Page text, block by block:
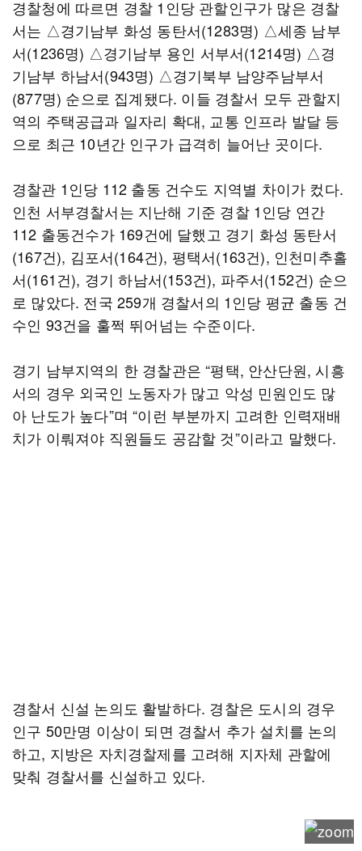
경찰청에 따르면 경찰 1인당 관할인구가 많은 경찰
서는 △경기남부 화성 동탄서(1283명) △세종 남부
서(1236명) △경기남부 용인 서부서(1214명) △경
기남부 하남서(943명) △경기북부 남양주남부서
(877명) 순으로 집계됐다. 이들 경찰서 모두 관할지
역의 주택공급과 일자리 확대, 교통 인프라 발달 등
으로 최근 10년간 인구가 급격히 늘어난 곳이다.
경찰관 1인당 112 출동 건수도 지역별 차이가 컸다.
인천 서부경찰서는 지난해 기준 경찰 1인당 연간
112 출동건수가 169건에 달했고 경기 화성 동탄서
(167건), 김포서(164건), 평택서(163건), 인천미추홀
서(161건), 경기 하남서(153건), 파주서(152건) 순으
로 많았다. 전국 259개 경찰서의 1인당 평균 출동 건
수인 93건을 훌쩍 뛰어넘는 수준이다.
경기 남부지역의 한 경찰관은 “평택, 안산단원, 시흥
서의 경우 외국인 노동자가 많고 악성 민원인도 많
아 난도가 높다”며 “이런 부분까지 고려한 인력재배
치가 이뤄져야 직원들도 공감할 것”이라고 말했다.
경찰서 신설 논의도 활발하다. 경찰은 도시의 경우
인구 50만명 이상이 되면 경찰서 추가 설치를 논의
하고, 지방은 자치경찰제를 고려해 지자체 관할에
맞춰 경찰서를 신설하고 있다.